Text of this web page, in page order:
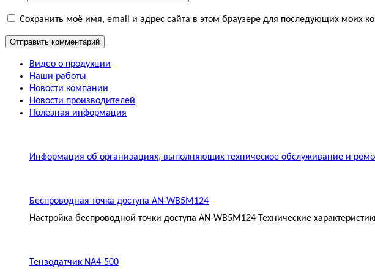
Сохранить моё имя, email и адрес сайта в этом браузере для последующих моих
Видео о продукции
Наши работы
Новости компании
Новости производителей
Полезная информация
Информация об организациях, выполняющих техническое обслуживание и
Беспроводная точка доступа AN-WB5M124
Настройка беспроводной точки доступа AN-WB5M124 Технические
Тензодатчик NA4-500